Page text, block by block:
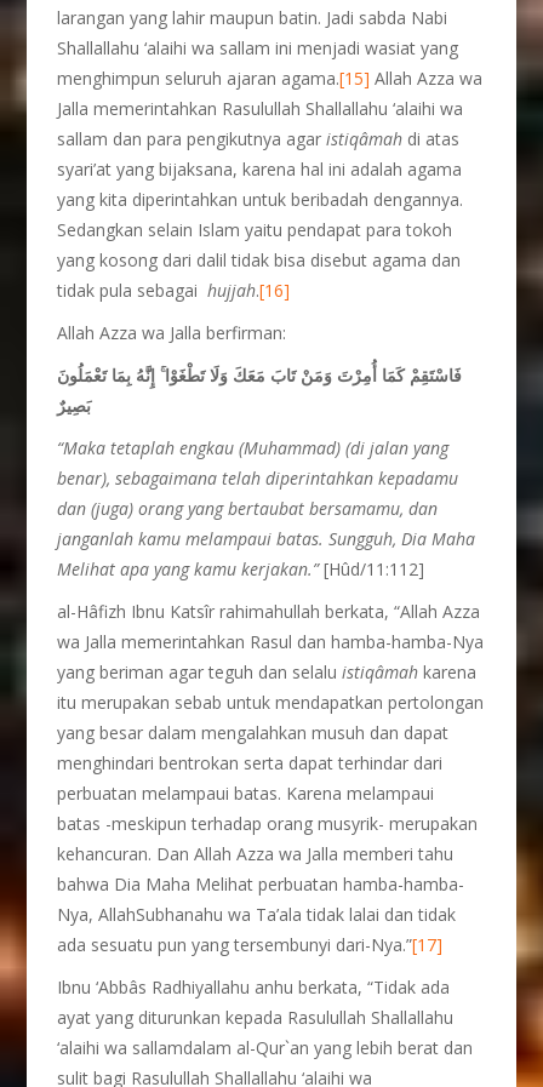
larangan yang lahir maupun batin. Jadi sabda Nabi
Shallallahu ‘alaihi wa sallam ini menjadi wasiat yang
menghimpun seluruh ajaran agama.[15] Allah Azza wa
Jalla memerintahkan Rasulullah Shallallahu ‘alaihi wa
sallam dan para pengikutnya agaristiqâmah di atas
syari’at yang bijaksana, karena hal ini adalah agama
yang kita diperintahkan untuk beribadah dengannya.
Sedangkan selain Islam yaitu pendapat para tokoh
yang kosong dari dalil tidak bisa disebut agama dan
tidak pula sebagaihujjah.[16]
Allah Azza wa Jalla berfirman:
فَاسْتَقِمْ كَمَا أُمِرْتَ وَمَنْ تَابَ مَعَكَ وَلَا تَطْغَوْاۚإِنَّهُ بِمَا تَعْمَلُونَ
بَصِيرٌ
“Maka tetaplah engkau (Muhammad) (di jalan yang
benar), sebagaimana telah diperintahkan kepadamu
dan (juga) orang yang bertaubat bersamamu, dan
janganlah kamu melampaui batas. Sungguh, Dia Maha
Melihat apa yang kamu kerjakan.”[Hûd/11:112]
al-Hâfizh Ibnu Katsîr rahimahullah berkata, “Allah Azza
wa Jalla memerintahkan Rasul dan hamba-hamba-Nya
yang beriman agar teguh dan selaluistiqâmah karena
itu merupakan sebab untuk mendapatkan pertolongan
yang besar dalam mengalahkan musuh dan dapat
menghindari bentrokan serta dapat terhindar dari
perbuatan melampaui batas. Karena melampaui
batas -meskipun terhadap orang musyrik- merupakan
kehancuran. Dan Allah Azza wa Jalla memberi tahu
bahwa Dia Maha Melihat perbuatan hamba-hamba-
Nya, AllahSubhanahu wa Ta’ala tidak lalai dan tidak
ada sesuatu pun yang tersembunyi dari-Nya.”[17]
Ibnu ‘Abbâs Radhiyallahu anhu berkata, “Tidak ada
ayat yang diturunkan kepada Rasulullah Shallallahu
‘alaihi wa sallamdalam al-Qur`an yang lebih berat dan
sulit bagi Rasulullah Shallallahu ‘alaihi wa